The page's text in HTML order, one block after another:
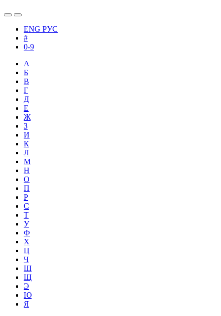
ENG РУС
#
0-9
А
Б
В
Г
Д
Е
Ж
З
И
К
Л
М
Н
О
П
Р
С
Т
У
Ф
Х
Ц
Ч
Ш
Щ
Э
Ю
Я